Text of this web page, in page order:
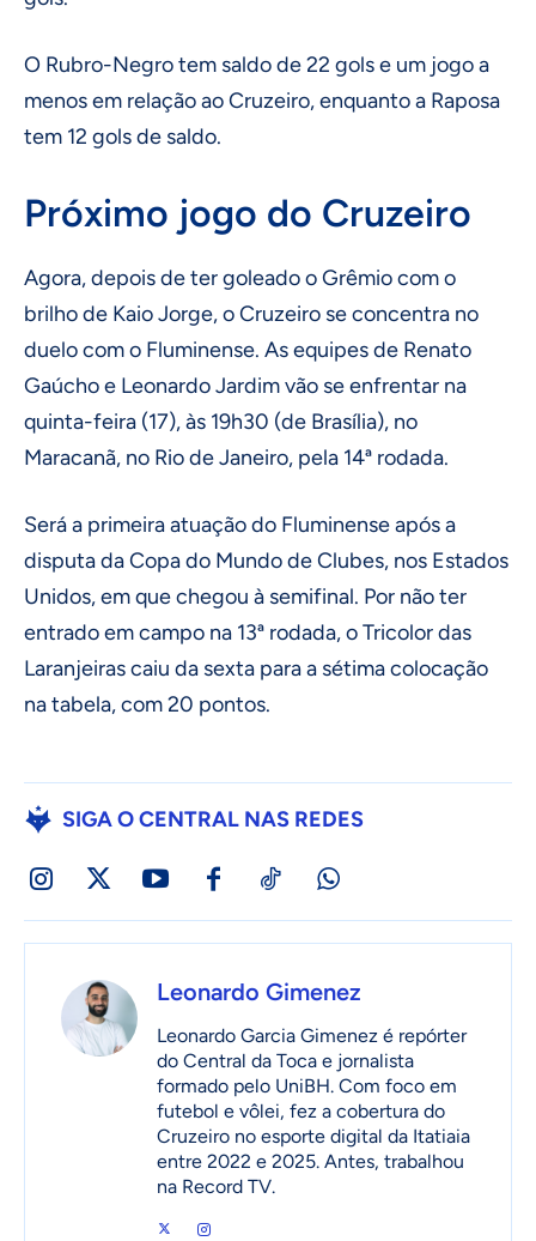
O Rubro-Negro tem saldo de 22 gols e um jogo a
menos em relação ao Cruzeiro, enquanto a Raposa
tem 12 gols de saldo.
Próximo jogo do Cruzeiro
Agora, depois de ter goleado o Grêmio com o
brilho de Kaio Jorge, o Cruzeiro se concentra no
duelo com o Fluminense. As equipes de Renato
Gaúcho e Leonardo Jardim vão se enfrentar na
quinta-feira (17), às 19h30 (de Brasília), no
Maracanã, no Rio de Janeiro, pela 14ª rodada.
Será a primeira atuação do Fluminense após a
disputa da Copa do Mundo de Clubes, nos Estados
Unidos, em que chegou à semifinal. Por não ter
entrado em campo na 13ª rodada, o Tricolor das
Laranjeiras caiu da sexta para a sétima colocação
na tabela, com 20 pontos.
SIGA O CENTRAL NAS REDES
Leonardo Gimenez
Leonardo Garcia Gimenez é repórter
do Central da Toca e jornalista
formado pelo UniBH. Com foco em
futebol e vôlei, fez a cobertura do
Cruzeiro no esporte digital da Itatiaia
entre 2022 e 2025. Antes, trabalhou
na Record TV.